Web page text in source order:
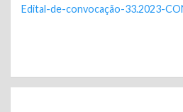
Edital-de-convocação-33.2023-
Continue
Reading